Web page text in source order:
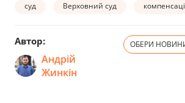
суд Верховний суд
Автор:
Андрій
Жинкін
ОБЕРИ